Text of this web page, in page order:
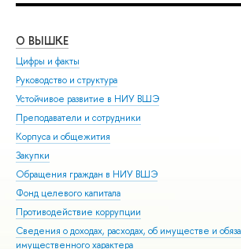
О ВЫШКЕ
Цифры и факты
Руководство и структура
Устойчивое развитие в НИУ ВШЭ
Преподаватели и сотрудники
Корпуса и общежития
Закупки
Обращения граждан в НИУ ВШЭ
Фонд целевого капитала
Противодействие коррупции
Сведения о доходах, расходах, об имуществе и
имущественного характера